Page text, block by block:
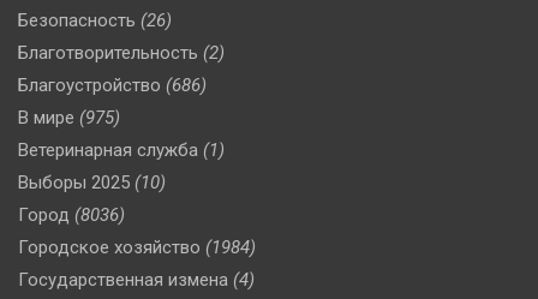
Безопасность (26)
Благотворительность (2)
Благоустройство (686)
В мире (975)
Ветеринарная служба (1)
Выборы 2025 (10)
Город (8036)
Городское хозяйство (1984)
Государственная измена (4)